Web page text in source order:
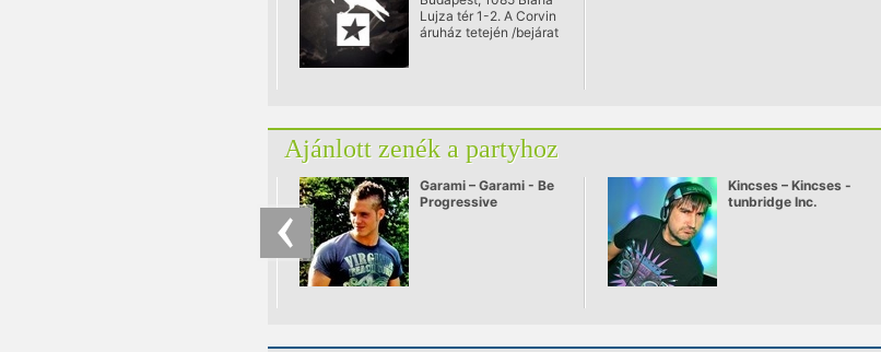
Lujza tér 1-2. A Corvin
áruház tetején /bejárat
Ajánlott zenék a partyhoz
Garami – Garami - Be
Progressive
Kincses – Kincses -
tunbridge Inc.